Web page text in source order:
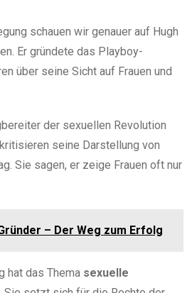
schauen wir genauer auf Hugh
Er gründete das Playboy-
über seine Sicht auf Frauen und
der sexuellen Revolution
seine Darstellung von
Sie sagen, er zeige Frauen oft nur
– Der Weg zum Erfolg
hat das Thema sexuelle